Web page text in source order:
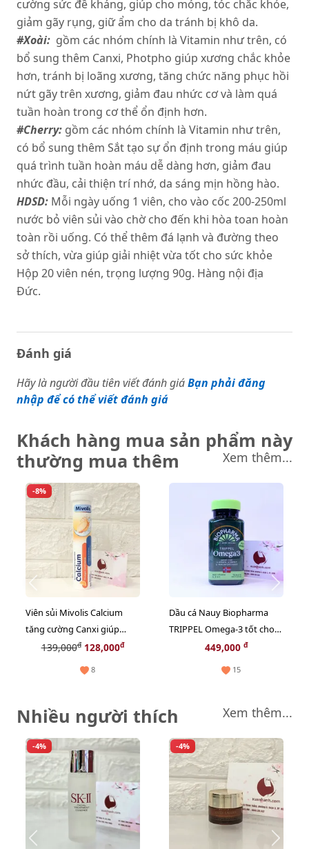
cường sức đề kháng, giúp cho móng, tóc chắc khỏe,
giảm gãy rụng, giữ ẩm cho da tránh bị khô da.
#Xoài: gồm các nhóm chính là Vitamin như trên, có
bổ sung thêm Canxi, Photpho giúp xương chắc khỏe
hơn, tránh bị loãng xương, tăng chức năng phục hồi
nứt gãy trên xương, giảm đau nhức cơ và làm quá
tuần hoàn trong cơ thể ổn định hơn.
#Cherry: gồm các nhóm chính là Vitamin như trên,
có bổ sung thêm Sắt tạo sự ổn định trong máu giúp
quá trình tuần hoàn máu dễ dàng hơn, giảm đau
nhức đầu, cải thiện trí nhớ, da sáng mịn hồng hào.
HDSD: Mỗi ngày uống 1 viên, cho vào cốc 200-250ml
nước bỏ viên sủi vào chờ cho đến khi hòa toan hoàn
toàn rồi uống. Có thể thêm đá lạnh và đường theo
sở thích, vừa giúp giải nhiệt vừa tốt cho sức khỏe
Hộp 20 viên nén, trọng lượng 90g. Hàng nội địa
Đức.
Đánh giá
Hãy là người đầu tiên viết đánh giáBạn phải đăng
nhập để có thể viết đánh giá
Khách hàng mua sản phẩm này
thường mua thêm
Xem thêm...
-8%
Viên sủi Mivolis Calcium
tăng cường Canxi giúp
xương chắc khỏe, hàng nội
139,000đ128,000đ
8
Dầu cá Nauy Biopharma
TRIPPEL Omega-3 tốt cho
tim mạch, hệ miễn dịch và
449,000 đ
15
Nhiều người thích Xem thêm...
-4% -4%